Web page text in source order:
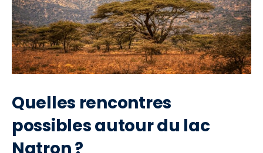
Quelles rencontres
possibles autour du lac
Natron ?